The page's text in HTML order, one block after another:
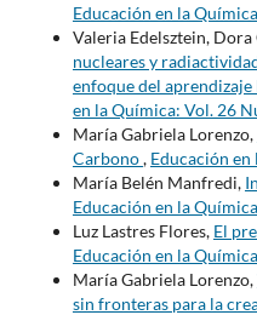
Educación en la
Valeria Edelsztein, Dora
nucleares y
enfoque del
en la Química: Vol. 26
María Gabriela Lorenzo,
Carbono, Educación
María Belén Manfredi,
Educación en la
Luz Lastres Flores, El
Educación en la
María Gabriela Lorenzo,
sin fronteras para la